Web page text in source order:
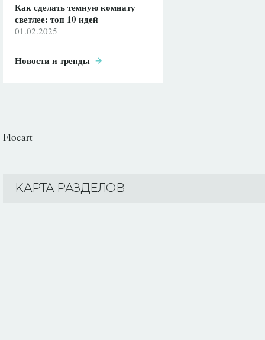
Как сделать темную комнату
светлее: топ 10 идей
01.02.2025
Новости и тренды
Flocart
KАРТА РАЗДЕЛОВ